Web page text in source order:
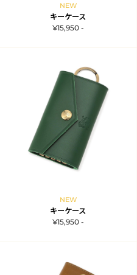
NEW
キーケース
¥15,950 -
NEW
キーケース
¥15,950 -